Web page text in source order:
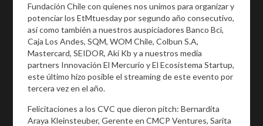
Fundación Chile con quienes nos unimos para organizar y
potenciar los EtMtuesday por segundo año consecutivo,
así como también a nuestros auspiciadores Banco Bci,
Caja Los Andes, SQM, WOM Chile, Colbun S.A,
Mastercard, SEIDOR, Aki Kb y a nuestros media
partners Innovación El Mercurio y El Ecosistema Startup,
este último hizo posible el streaming de este evento por
tercera vez en el año.
Felicitaciones a los CVC que dieron pitch: Bernardita
Araya Kleinsteuber, Gerente en CMCP Ventures, Sarita